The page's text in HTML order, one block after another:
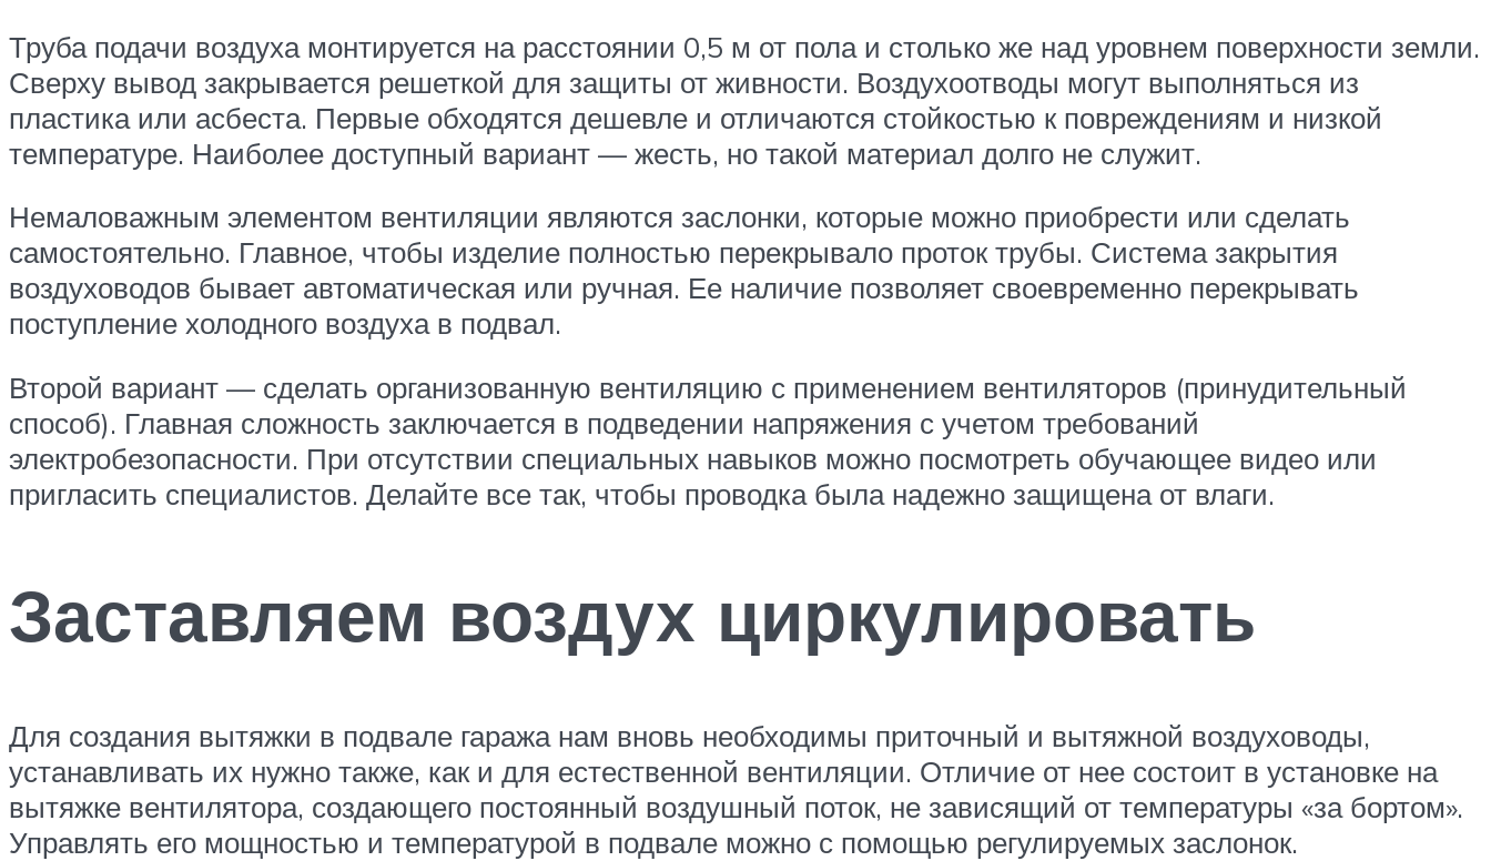
Труба подачи воздуха монтируется на расстоянии 0,5 м от пола и столько же над уровнем поверхности земли.
Сверху вывод закрывается решеткой для защиты от живности. Воздухоотводы могут выполняться из
пластика или асбеста. Первые обходятся дешевле и отличаются стойкостью к повреждениям и низкой
температуре. Наиболее доступный вариант — жесть, но такой материал долго не служит.
Немаловажным элементом вентиляции являются заслонки, которые можно приобрести или сделать
самостоятельно. Главное, чтобы изделие полностью перекрывало проток трубы. Система закрытия
воздуховодов бывает автоматическая или ручная. Ее наличие позволяет своевременно перекрывать
поступление холодного воздуха в подвал.
Второй вариант — сделать организованную вентиляцию с применением вентиляторов (принудительный
способ). Главная сложность заключается в подведении напряжения с учетом требований
электробезопасности. При отсутствии специальных навыков можно посмотреть обучающее видео или
пригласить специалистов. Делайте все так, чтобы проводка была надежно защищена от влаги.
Заставляем воздух циркулировать
Для создания вытяжки в подвале гаража нам вновь необходимы приточный и вытяжной воздуховоды,
устанавливать их нужно также, как и для естественной вентиляции. Отличие от нее состоит в установке на
вытяжке вентилятора, создающего постоянный воздушный поток, не зависящий от температуры «за бортом».
Управлять его мощностью и температурой в подвале можно с помощью регулируемых заслонок.